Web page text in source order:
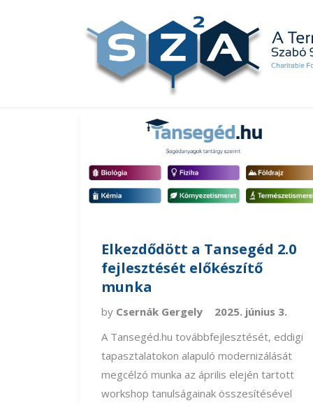
Elkezdődött a Tansegéd 2.0
fejlesztését előkészítő
munka
by Csernák Gergely
2025. június 3.
A Tansegéd.hu továbbfejlesztését, eddigi
tapasztalatokon alapuló modernizálását
megcélzó munka az április elején tartott
workshop tanulságainak összesítésével